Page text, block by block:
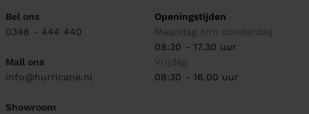
Bel ons
0348 - 444 440
Mail ons
info@hurricane.nl
Showroom
Openingstijden
Maandag t/m donderdag
08:30 - 17.30 uur
Vrijdag
08:30 - 16.00 uur